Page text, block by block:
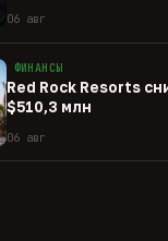
06 авг
ФИНАНСЫ
Red Rock Resorts
$510,3 млн
06 авг